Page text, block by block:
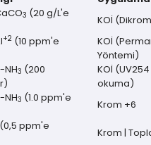
3 (20 g/L'e
KOİ
+2 (10 ppm'e
KOİ
Yöntemi)
NH3 (200
KOİ
okuma)
NH3 (1.0 ppm'e
Krom +6
ppm'e
Krom |